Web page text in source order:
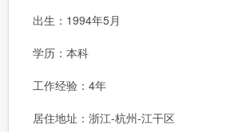
出生：1994年5月
学历：本科
工作经验：4年
居住地址：浙江-杭州-江干区